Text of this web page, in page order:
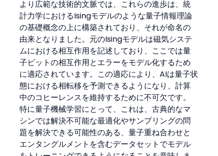
より広範な技術的文脈では、これらの進歩は、統
計力学におけるIsingモデルのような量子情報理論
の基礎概念の上に構築されており、それが命名の
由来となりました。元のIsingモデルは磁気システ
ムにおける相互作用を記述しており、ここでは量
子ビットの相互作用とエラーをモデル化するため
に適応されています。この適応により、AIは量子状
態における相転移を予測できるようになり、計算
中のコヒーレンスを維持するために不可欠です。
特に量子機械学習にとって、これは、古典的なマ
シンでは解決不可能な最適化やサンプリングの問
題を解決できる可能性のある、量子重ね合わせと
エンタングルメントを含むデータセットでモデル